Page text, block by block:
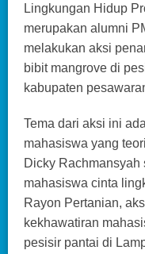
Lingkungan Hidup
merupakan alumni
melakukan aksi
bibit mangrove di
kabupaten
Tema dari aksi ini
mahasiswa yang
Dicky
mahasiswa cinta
Rayon Pertanian,
kekhawatiran
pesisir pantai di